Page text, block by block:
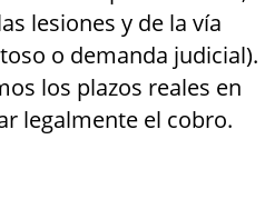
lesiones y de la vía
o demanda judicial).
los plazos reales en
legalmente el cobro.